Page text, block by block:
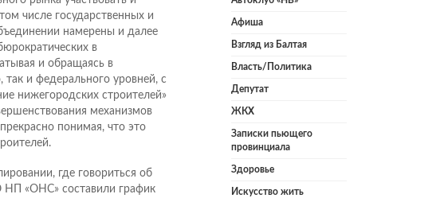
числе государственных и
намерены и далее
в
и обращаясь в
и федерального уровней, с
нижегородских строителей»
механизмов
понимая, что это
где говориться об
НП «ОНС» составили график
Афиша
Взгляд из Балтая
Власть/Политика
Депутат
ЖКХ
Записки пьющего
провинциала
Здоровье
Искусство жить